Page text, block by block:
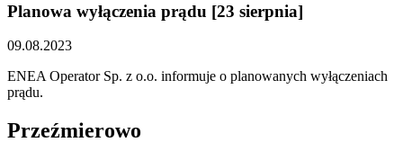
Planowa wyłączenia prądu [23 sierpnia]
09.08.2023
ENEA Operator Sp. z o.o. informuje o planowanych wyłączeniach
prądu.
Przeźmierowo